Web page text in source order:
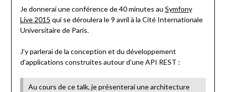
Je donnerai une conférence de 40 minutes au Symfony
Live 2015 qui se déroulera le 9 avril à la Cité Internationale
Universitaire de Paris.
J’y parlerai de la conception et du développement
d’applications construites autour d’une API REST :
Au cours de ce talk, je présenterai une architecture